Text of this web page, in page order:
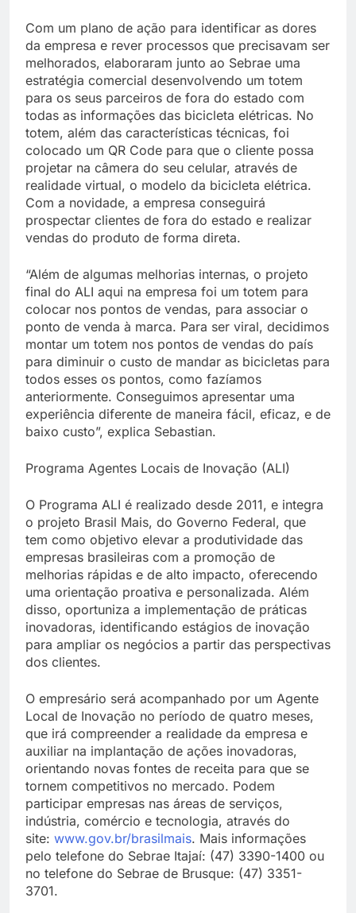
Com um plano de ação para identificar as dores
da empresa e rever processos que precisavam ser
melhorados, elaboraram junto ao Sebrae uma
estratégia comercial desenvolvendo um totem
para os seus parceiros de fora do estado com
todas as informações das bicicleta elétricas. No
totem, além das características técnicas, foi
colocado um QR Code para que o cliente possa
projetar na câmera do seu celular, através de
realidade virtual, o modelo da bicicleta elétrica.
Com a novidade, a empresa conseguirá
prospectar clientes de fora do estado e realizar
vendas do produto de forma direta.
“Além de algumas melhorias internas, o projeto
final do ALI aqui na empresa foi um totem para
colocar nos pontos de vendas, para associar o
ponto de venda à marca. Para ser viral, decidimos
montar um totem nos pontos de vendas do país
para diminuir o custo de mandar as bicicletas para
todos esses os pontos, como fazíamos
anteriormente. Conseguimos apresentar uma
experiência diferente de maneira fácil, eficaz, e de
baixo custo”, explica Sebastian.
Programa Agentes Locais de Inovação (ALI)
O Programa ALI é realizado desde 2011, e integra
o projeto Brasil Mais, do Governo Federal, que
tem como objetivo elevar a produtividade das
empresas brasileiras com a promoção de
melhorias rápidas e de alto impacto, oferecendo
uma orientação proativa e personalizada. Além
disso, oportuniza a implementação de práticas
inovadoras, identificando estágios de inovação
para ampliar os negócios a partir das perspectivas
dos clientes.
O empresário será acompanhado por um Agente
Local de Inovação no período de quatro meses,
que irá compreender a realidade da empresa e
auxiliar na implantação de ações inovadoras,
orientando novas fontes de receita para que se
tornem competitivos no mercado. Podem
participar empresas nas áreas de serviços,
indústria, comércio e tecnologia, através do
site: www.gov.br/brasilmais. Mais informações
pelo telefone do Sebrae Itajaí: (47) 3390-1400 ou
no telefone do Sebrae de Brusque: (47) 3351-
3701.